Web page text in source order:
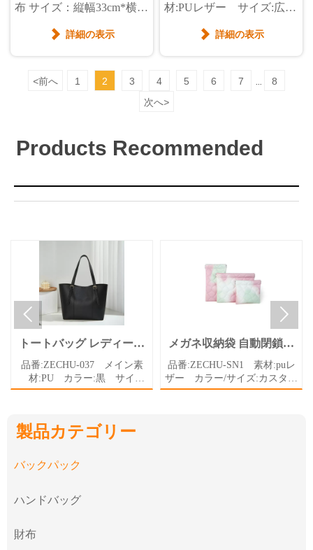
布 サイズ：縦幅33cm*横幅
29cm*厚さ11cm*ストラッ
 詳細の表示
材:PUレザー サイズ:広さ
28*高さ30*マチ15cm カ
 詳細の表示
<前へ 1 2 3 4 5 6 7
8
次へ>
Products Recommended
トートバッグ レディース
ハンドバッグ 無地 PU A4
肩掛け バッグ 通勤
品番:ZECHU-037 メイン素
材:PU カラー:黒 サイ
ズ:42*12*26cm 重さ:1kg ス
メガネ収納袋 自動閉鎖シ
ステム: 使いやすく安全ス
リムなメガネポーチ Puソ
フト イヤホンホルダーバ
品番:ZECHU-SN1 素材:puレ
ザー カラー/サイズ:カスタマ
イズ
 
製品カテゴリー
バックパック
ハンドバッグ
財布